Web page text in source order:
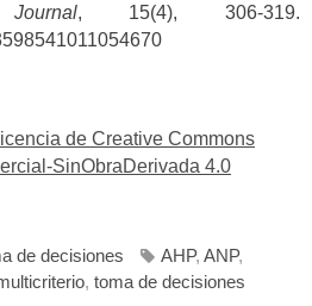
, 15(4), 306-319.
licencia de Creative Commons
SinObraDerivada 4.0
de decisiones AHP, ANP,
, toma de decisiones